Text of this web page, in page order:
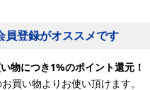
員登録がオススメです
物につき1%のポイント還元！
買い物よりお使い頂けます。